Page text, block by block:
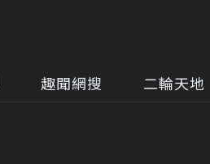
趣聞網搜 二輪天地